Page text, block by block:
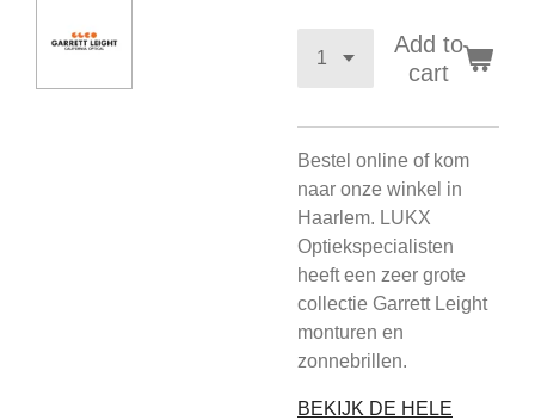
Add to
cart
Bestel online of kom
naar onze winkel in
Haarlem. LUKX
Optiekspecialisten
heeft een zeer grote
collectie Garrett Leight
monturen en
zonnebrillen.
BEKIJK DE HELE